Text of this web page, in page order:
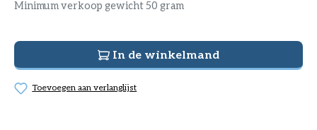
Minimum verkoop gewicht 50 gram
In de winkelmand
Toevoegen aan verlanglijst